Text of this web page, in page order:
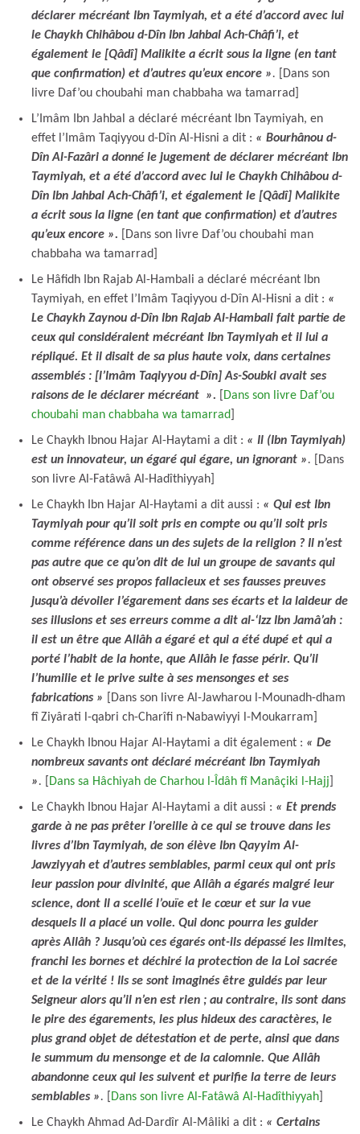
déclarer mécréant Ibn Taymiyah, et a été d’accord avec lui
le Chaykh Chihâbou d-Dîn Ibn Jahbal Ach-Châfi’i, et
également le [Qâdî] Malikite a écrit sous la ligne (en tant
que confirmation) et d’autres qu’eux encore ». [Dans son
livre Daf’ou choubahi man chabbaha wa tamarrad]
L’Imâm Ibn Jahbal a déclaré mécréant Ibn Taymiyah, en
effet l’Imâm Taqiyyou d-Dîn Al-Hisni a dit : « Bourhânou d-
Dîn Al-Fazâri a donné le jugement de déclarer mécréant Ibn
Taymiyah, et a été d’accord avec lui le Chaykh Chihâbou d-
Dîn Ibn Jahbal Ach-Châfi’i, et également le [Qâdî] Malikite
a écrit sous la ligne (en tant que confirmation) et d’autres
qu’eux encore ». [Dans son livre Daf’ou choubahi man
chabbaha wa tamarrad]
Le Hâfidh Ibn Rajab Al-Hambali a déclaré mécréant Ibn
Taymiyah, en effet l’Imâm Taqiyyou d-Dîn Al-Hisni a dit : «
Le Chaykh Zaynou d-Dîn Ibn Rajab Al-Hambali fait partie de
ceux qui considéraient mécréant Ibn Taymiyah et il lui a
répliqué. Et il disait de sa plus haute voix, dans certaines
assemblés : [l’Imâm Taqiyyou d-Dîn] As-Soubki avait ses
raisons de le déclarer mécréant ».
Dans son livre Daf’ou
choubahi man chabbaha wa tamarrad
Le Chaykh Ibnou Hajar Al-Haytami a dit : « Il (Ibn Taymiyah)
est un innovateur, un égaré qui égare, un ignorant ». [Dans
son livre Al-Fatâwâ Al-Hadîthiyyah]
Le Chaykh Ibn Hajar Al-Haytami a dit aussi : « Qui est Ibn
Taymiyah pour qu’il soit pris en compte ou qu’il soit pris
comme référence dans un des sujets de la religion ? Il n’est
pas autre que ce qu’on dit de lui un groupe de savants qui
ont observé ses propos fallacieux et ses fausses preuves
jusqu’à dévoiler l’égarement dans ses écarts et la laideur de
ses illusions et ses erreurs comme a dit al-‘Izz Ibn Jamâ’ah :
il est un être que Allâh a égaré et qui a été dupé et qui a
porté l’habit de la honte, que Allâh le fasse périr. Qu’il
l’humilie et le prive suite à ses mensonges et ses
fabrications »
[Dans son livre Al-Jawharou l-Mounadh-dham
fî Ziyârati l-qabri ch-Charîfi n-Nabawiyyi l-Moukarram]
Le Chaykh Ibnou Hajar Al-Haytami a dit également : « De
nombreux savants ont déclaré mécréant Ibn Taymiyah
». Dans sa Hâchiyah de Charhou l-Îdâh fî Manâçiki l-Hajj
Le Chaykh Ibnou Hajar Al-Haytami a dit aussi : « Et prends
garde à ne pas prêter l’oreille à ce qui se trouve dans les
livres d’Ibn Taymiyah, de son élève Ibn Qayyim Al-
Jawziyyah et d’autres semblables, parmi ceux qui ont pris
leur passion pour divinité, que Allâh a égarés malgré leur
science, dont Il a scellé l’ouïe et le cœur et sur la vue
desquels Il a placé un voile. Qui donc pourra les guider
après Allâh ? Jusqu’où ces égarés ont-ils dépassé les limites,
franchi les bornes et déchiré la protection de la Loi sacrée
et de la vérité ! Ils se sont imaginés être guidés par leur
Seigneur alors qu’il n’en est rien ; au contraire, ils sont dans
le pire des égarements, les plus hideux des caractères, le
plus grand objet de détestation et de perte, ainsi que dans
le summum du mensonge et de la calomnie. Que Allâh
abandonne ceux qui les suivent et purifie la terre de leurs
semblables ». Dans son livre Al-Fatâwâ Al-Hadîthiyyah
Le Chaykh Ahmad Ad-Dardîr Al-Mâliki a dit : « Certains